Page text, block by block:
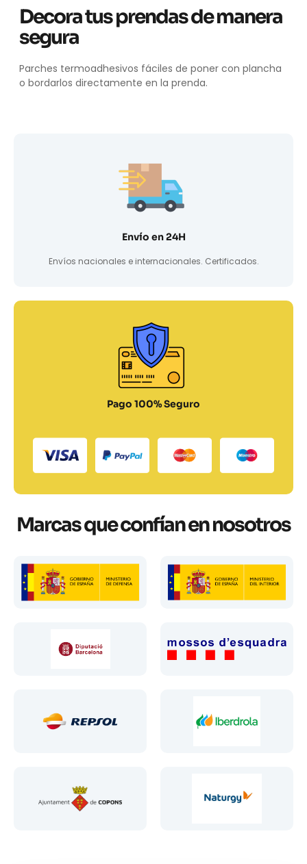
Decora tus prendas de manera
segura
Parches termoadhesivos fáciles de poner con plancha
o bordarlos directamente en la prenda.
Envío en 24H
Envíos nacionales e internacionales. Certificados.
Pago 100% Seguro
Marcas que confían en nosotros